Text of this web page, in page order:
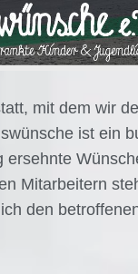
mit dem wir
ist ein
Mitarbeitern
den